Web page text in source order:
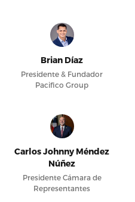
Brian Díaz
Presidente & Fundador
Pacifico Group
Carlos Johnny Méndez
Núñez
Presidente Cámara de
Representantes